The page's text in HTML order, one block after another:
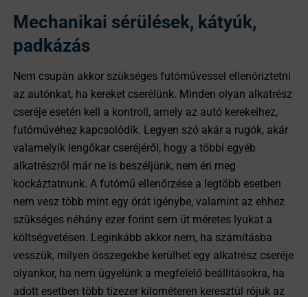
Mechanikai sérülések, kátyúk,
padkázás
Nem csupán akkor szükséges futóművessel ellenőriztetni
az autónkat, ha kereket cserélünk. Minden olyan alkatrész
cseréje esetén kell a kontroll, amely az autó kerekeihez,
futóművéhez kapcsolódik. Legyen szó akár a rugók, akár
valamelyik lengőkar cseréjéről, hogy a többi egyéb
alkatrészről már ne is beszéljünk, nem éri meg
kockáztatnunk. A futómű ellenőrzése a legtöbb esetben
nem vesz több mint egy órát igénybe, valamint az ehhez
szükséges néhány ezer forint sem üt méretes lyukat a
költségvetésen. Leginkább akkor nem, ha számításba
vesszük, milyen összegekbe kerülhet egy alkatrész cseréje
olyankor, ha nem ügyelünk a megfelelő beállításokra, ha
adott esetben több tízezer kilométeren keresztül rójuk az